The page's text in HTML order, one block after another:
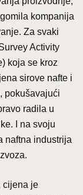
kompanija
Za svaki
Activity
koja se kroz
sirove nafte i
pokušavajući
radila u
I na svoju
naftna industrija
cijena je